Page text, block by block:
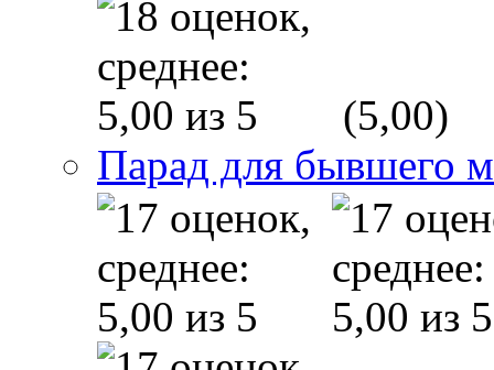
(5,00)
Парад для бывшего